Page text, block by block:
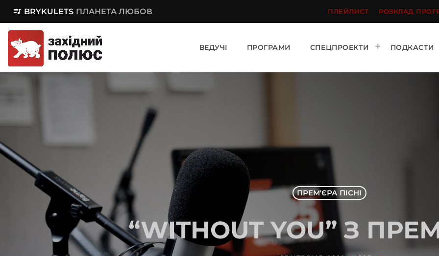
queue_music BRYKULETS ПЛАНЕТА ЛЮБОВ ПЛЕЙЛИСТ РОЗКЛАД
ВЕДУЧІ ПРОГРАМИ СПЕЦПРОЕКТИ ПОДКАСТИ
ПРЕМ'ЄРА ПІСНІ
“WITHOUT YOU” З